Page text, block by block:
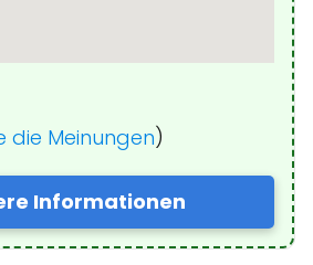
die Meinungen)
Informationen